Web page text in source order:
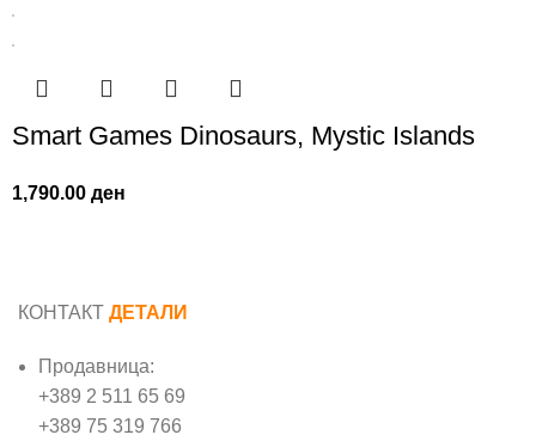
Smart Games Dinosaurs, Mystic Islands
1,790.00ден
КОНТАКТ ДЕТАЛИ
Продавница:
+389 2 511 65 69
+389 75 319 766